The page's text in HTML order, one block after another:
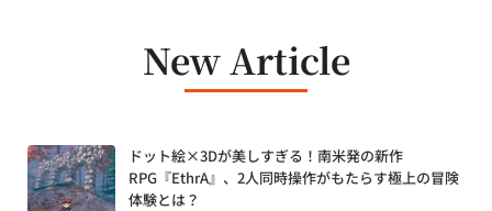
New Article
ドット絵×3Dが美しすぎる！南米発の新作
RPG『EthrA』、2人同時操作がもたらす極上の冒険
体験とは？